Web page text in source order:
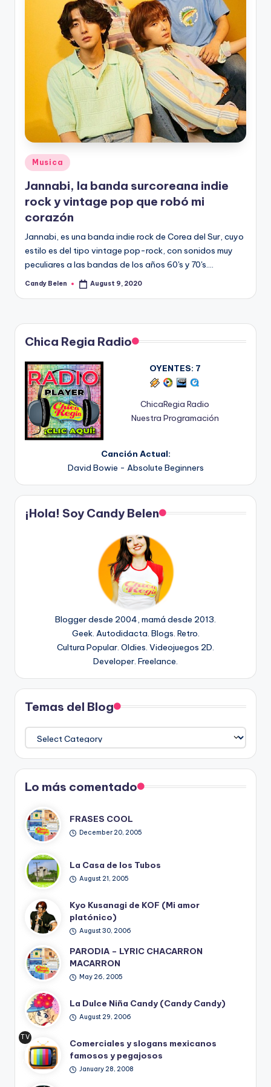
Posted
in
Musica
Jannabi, la banda surcoreana indie
rock y vintage pop que robó mi
corazón
Jannabi, es una banda indie rock de Corea del Sur, cuyo
estilo es del tipo vintage pop-rock, con sonidos muy
peculiares a las bandas de los años 60's y 70's.…
Posted
Candy Belen August 9, 2020
Chica Regia Radio
OYENTES: 7
ChicaRegia Radio
Nuestra Programación
Canción Actual:
David Bowie - Absolute Beginners
¡Hola! Soy Candy Belen
Blogger desde 2004, mamá desde 2013.
Geek. Autodidacta. Blogs. Retro.
Cultura Popular. Oldies. Videojuegos 2D.
Developer. Freelance.
Temas del Blog
Temas
del
Blog
Lo más comentado
FRASES COOL
December 20, 2005
La Casa de los Tubos
August 21, 2005
Kyo Kusanagi de KOF (Mi amor
platónico)
August 30, 2006
PARODIA – LYRIC CHACARRON
MACARRON
May 26, 2005
La Dulce Niña Candy (Candy Candy)
August 29, 2006
TV
Ret
ro
Comerciales y slogans mexicanos
famosos y pegajosos
January 28, 2008